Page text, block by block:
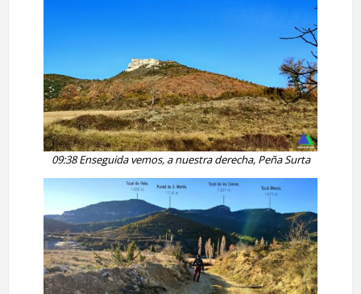
09:38 Enseguida vemos, a nuestra derecha, Peña Surta